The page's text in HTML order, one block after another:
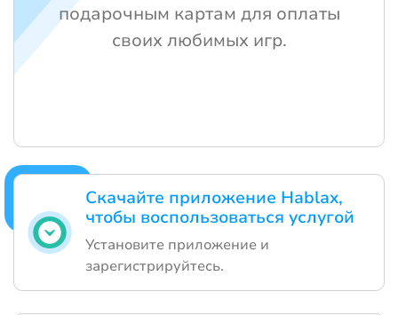
Скачайте приложение Hablax,
чтобы воспользоваться услугой
Установите приложение и
зарегистрируйтесь.
подарочным картам для оплаты
своих любимых игр.